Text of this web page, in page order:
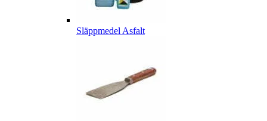
Släppmedel Asfalt